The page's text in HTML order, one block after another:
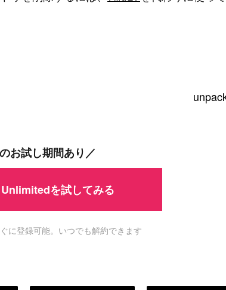
お試し期間あり／
を試してみる
に登録可能。いつでも解約できます